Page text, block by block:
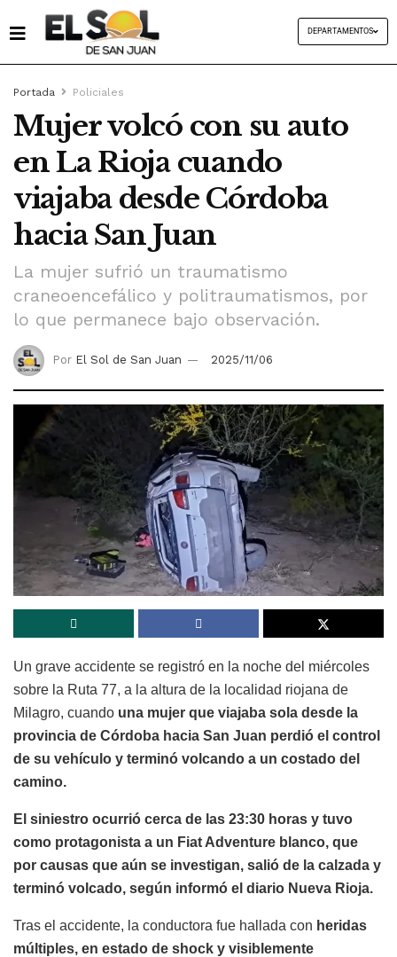
DEPARTAMENTOS
Portada Policiales
Mujer volcó con su auto
en La Rioja cuando
viajaba desde Córdoba
hacia San Juan
La mujer sufrió un traumatismo
craneoencefálico y politraumatismos, por
lo que permanece bajo observación.
Por El Sol de San Juan 2025/11/06
Un grave accidente se registró en la noche del miércoles
sobre la Ruta 77, a la altura de la localidad riojana de
Milagro, cuando una mujer que viajaba sola desde la
provincia de Córdoba hacia San Juan perdió el control
de su vehículo y terminó volcando a un costado del
camino.
El siniestro ocurrió cerca de las 23:30 horas y tuvo
como protagonista a un Fiat Adventure blanco, que
por causas que aún se investigan, salió de la calzada y
terminó volcado, según informó el diario Nueva Rioja.
Tras el accidente, la conductora fue hallada con heridas
múltiples, en estado de shock y visiblemente